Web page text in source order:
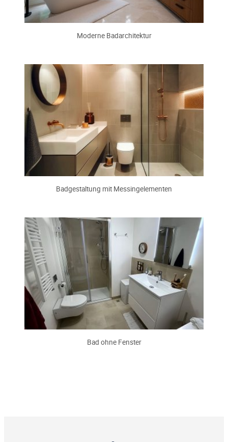
Moderne Badarchitektur
Badgestaltung mit Messingelementen
Bad ohne Fenster